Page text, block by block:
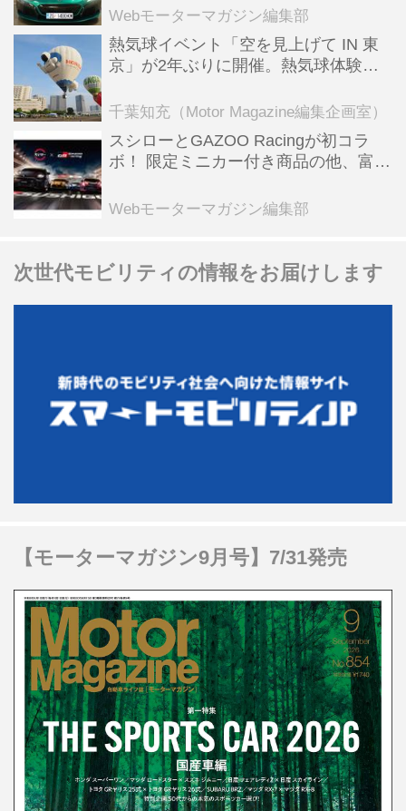
全版／115】
Webモーターマガジン編集部
熱気球イベント「空を見上げて IN 東
京」が2年ぶりに開催。熱気球体験搭
ンテンツも
千葉知充（Motor Magazine編集企画室）
スシローとGAZOO Racingが初コラ
ボ！ 限定ミニカー付き商品の他、富士
る抽選企画などを展開
Webモーターマガジン編集部
次世代モビリティの情報をお届けします
【モーターマガジン9月号】7/31発売